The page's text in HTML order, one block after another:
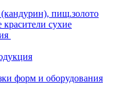
пищ.золото
сухие
форм и оборудования